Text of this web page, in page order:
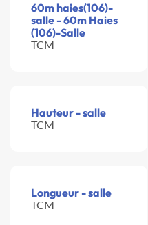
60m haies(106)-
salle - 60m Haies
(106)-Salle
TCM -
Hauteur - salle
TCM -
Longueur - salle
TCM -